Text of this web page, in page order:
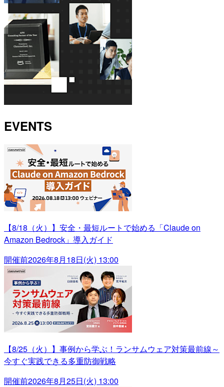
EVENTS
【8/18（火）】安全・最短ルートで始める「Claude on
Amazon Bedrock」導入ガイド
開催前2026年8月18日(火) 13:00
【8/25（火）】事例から学ぶ！ランサムウェア対策最前線～
今すぐ実践できる多重防御戦略
開催前2026年8月25日(火) 13:00